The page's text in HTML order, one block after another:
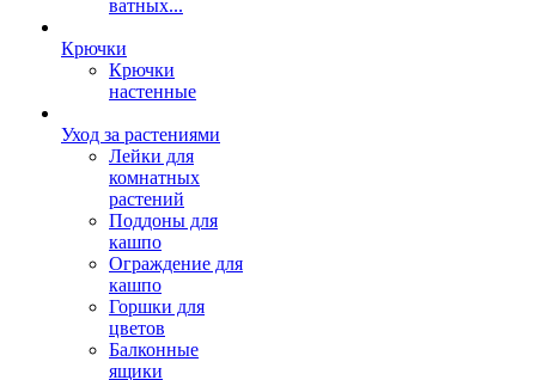
ватных...
Крючки
Крючки
настенные
Уход за растениями
Лейки для
комнатных
растений
Поддоны для
кашпо
Ограждение для
кашпо
Горшки для
цветов
Балконные
ящики